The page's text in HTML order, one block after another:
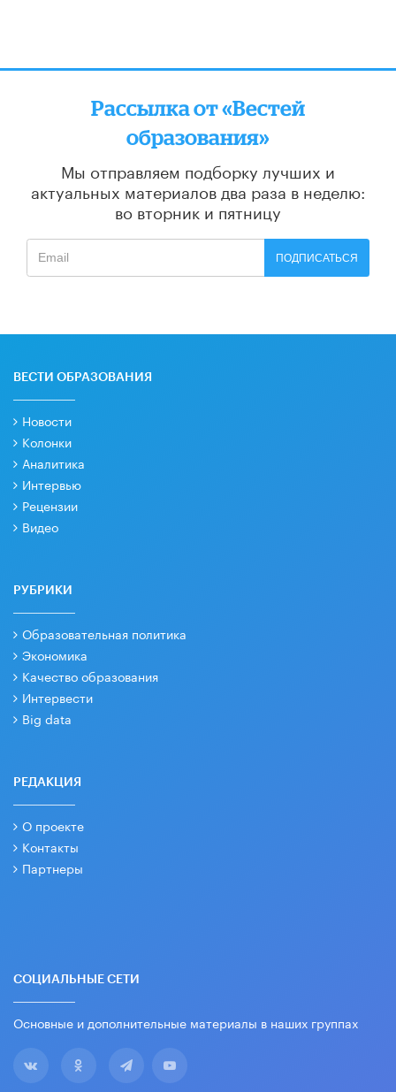
Рассылка от «Вестей
образования»
Мы отправляем подборку лучших и
актуальных материалов два раза в неделю:
во вторник и пятницу
ПОДПИСАТЬСЯ
ВЕСТИ ОБРАЗОВАНИЯ
Новости
Колонки
Аналитика
Интервью
Рецензии
Видео
РУБРИКИ
Образовательная политика
Экономика
Качество образования
Интервести
Big data
РЕДАКЦИЯ
О проекте
Контакты
Партнеры
СОЦИАЛЬНЫЕ СЕТИ
Основные и дополнительные материалы в наших группах